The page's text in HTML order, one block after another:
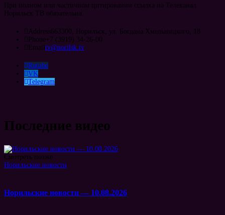
При полном или частичном цитировании ссылка на Телеканал
Норильск ТВ обязательна.
Address663300, Норильск, ул. Богдана Хмельницкого, 18
Phone +7 (3919) 34-26-00
Email tv@norilsk.tv
Rutube
VK
Telegram
Последние видео
Смотреть позже
Норильские новости
Норильские новости — 10.08.2026